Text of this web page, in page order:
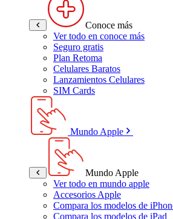
Conoce más
Ver todo en conoce más
Seguro gratis
Plan Retoma
Celulares Baratos
Lanzamientos Celulares
SIM Cards
Mundo Apple
Mundo Apple
Ver todo en mundo apple
Accesorios Apple
Compara los modelos de
Compara los modelos de iPad